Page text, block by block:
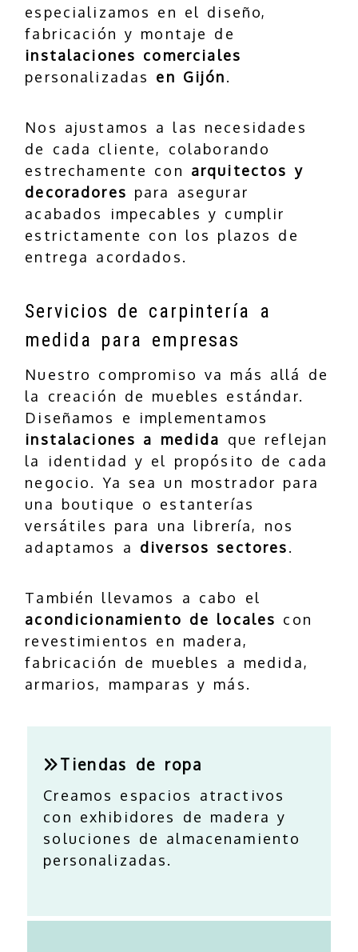
especializamos en el diseño,
fabricación y montaje de
instalaciones comerciales
personalizadas en Gijón.
Nos ajustamos a las necesidades
de cada cliente, colaborando
estrechamente con arquitectos y
decoradores para asegurar
acabados impecables y cumplir
estrictamente con los plazos de
entrega acordados.
Servicios de carpintería a
medida para empresas
Nuestro compromiso va más allá de
la creación de muebles estándar.
Diseñamos e implementamos
instalaciones a medida que reflejan
la identidad y el propósito de cada
negocio. Ya sea un mostrador para
una boutique o estanterías
versátiles para una librería, nos
adaptamos a diversos sectores.
También llevamos a cabo el
acondicionamiento de locales con
revestimientos en madera,
fabricación de muebles a medida,
armarios, mamparas y más.
Tiendas de ropa
Creamos espacios atractivos
con exhibidores de madera y
soluciones de almacenamiento
personalizadas.